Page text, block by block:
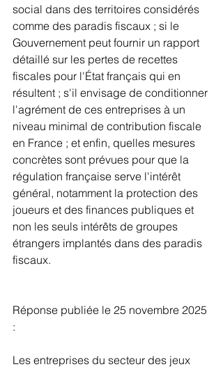
social dans des territoires considérés
comme des paradis fiscaux ; si le
Gouvernement peut fournir un rapport
détaillé sur les pertes de recettes
fiscales pour l'État français qui en
résultent ; s'il envisage de conditionner
l'agrément de ces entreprises à un
niveau minimal de contribution fiscale
en France ; et enfin, quelles mesures
concrètes sont prévues pour que la
régulation française serve l'intérêt
général, notamment la protection des
joueurs et des finances publiques et
non les seuls intérêts de groupes
étrangers implantés dans des paradis
fiscaux.
Réponse publiée le 25 novembre 2025
:
Les entreprises du secteur des jeux